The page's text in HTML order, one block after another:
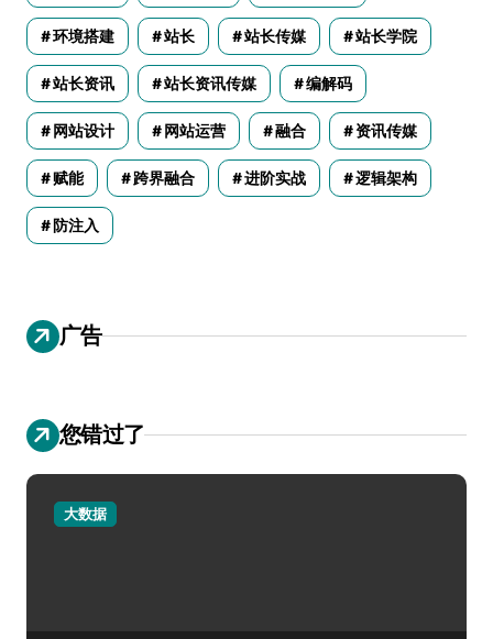
环境搭建 站长 站长传媒 站长学院
站长资讯 站长资讯传媒 编解码
网站设计 网站运营 融合 资讯传媒
赋能 跨界融合 进阶实战 逻辑架构
防注入
广告
您错过了
大数据